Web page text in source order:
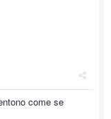
come se